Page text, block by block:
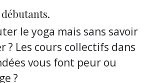
le yoga mais sans savoir
? Les cours collectifs dans
vous font peur ou
?